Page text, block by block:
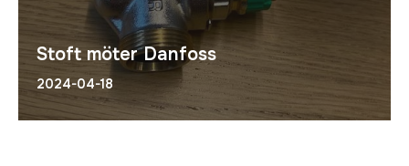
Stoft möter Danfoss
2024-04-18